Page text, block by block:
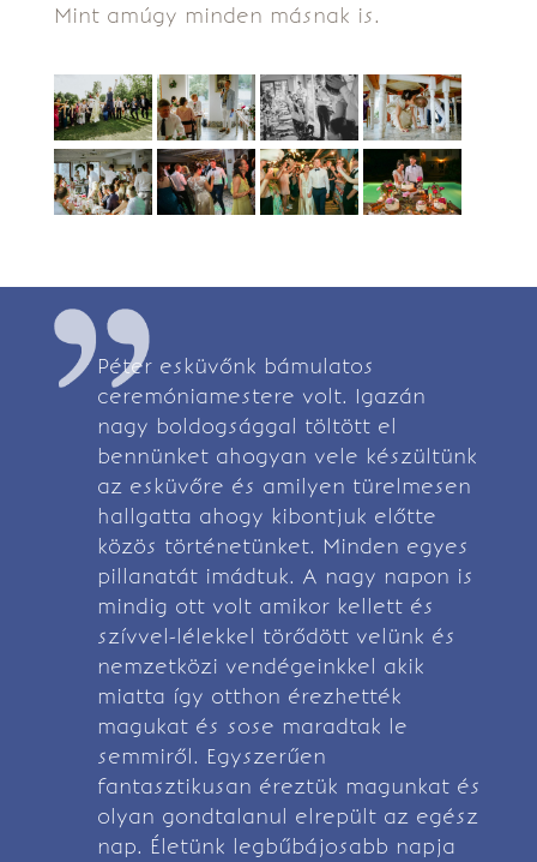
Mint amúgy minden másnak is.
Péter esküvőnk bámulatos
ceremóniamestere volt. Igazán
nagy boldogsággal töltött el
bennünket ahogyan vele készültünk
az esküvőre és amilyen türelmesen
hallgatta ahogy kibontjuk előtte
közös történetünket. Minden egyes
pillanatát imádtuk. A nagy napon is
mindig ott volt amikor kellett és
szívvel-lélekkel törődött velünk és
nemzetközi vendégeinkkel akik
miatta így otthon érezhették
magukat és sose maradtak le
semmiről. Egyszerűen
fantasztikusan éreztük magunkat és
olyan gondtalanul elrepült az egész
nap. Életünk legbűbájosabb napja